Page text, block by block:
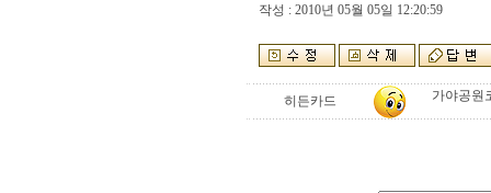
작성 : 2010년 05월 05일 12:20:59
히든카드 가야공원